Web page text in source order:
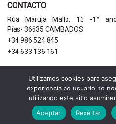
CONTACTO
Rúa Maruja Mallo, 13 -1º
Pías- 36635 CAMBADOS
+34 986 524 845
+34 633 136 161
AVISOS LEGAIS
Política de privacidade
Aviso legal
Política de cookies
Utilizamos cookies para
experiencia ao usuario no
utilizando este sitio
Aceptar
Rexeitar